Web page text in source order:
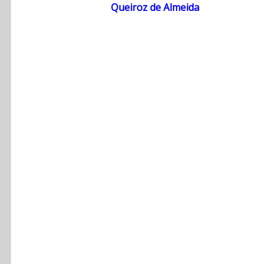
Queiroz de Almeida